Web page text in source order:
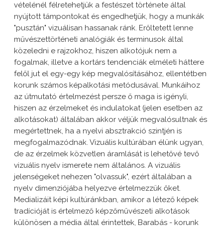
vételénél félretehetjük a festészet története által
nyújtott támpontokat és engedhetjük, hogy a munkák
"pusztán" vizuálisan hassanak ránk. Erőltetett lenne
művészettörténeti analógiák és terminusok által
közeledni e rajzokhoz, hiszen alkotójuk nem a
fogalmak, illetve a kortárs tendenciák elméleti háttere
felől jut el egy-egy kép megvalósításához, ellentétben
korunk számos képalkotási metódusával. Munkáihoz
az útmutató értelmezést persze ő maga is igényli,
hiszen az érzelmeket és indulatokat (jelen esetben az
alkotásokat) általában akkor véljük megvalósultnak és
megértettnek, ha a nyelvi absztrakció szintjén is
megfogalmazódnak. Vizuális kultúrában élünk ugyan,
de az érzelmek közvetlen áramlását is lehetővé tevő
vizuális nyelv ismerete nem általános. A vizuális
jelenségeket nehezen "olvassuk", ezért általában a
nyelv dimenziójába helyezve értelmezzük őket.
Medializáit képi kultúránkban, amikor a létező képek
tradícióját is értelmező képzőművészeti alkotások
különösen a média által érintettek, Barabás - korunk